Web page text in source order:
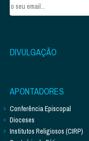
DIVULGAÇÃO
APONTADORES
Conferência Episcopal
Dioceses
Institutos Religiosos (CIRP)